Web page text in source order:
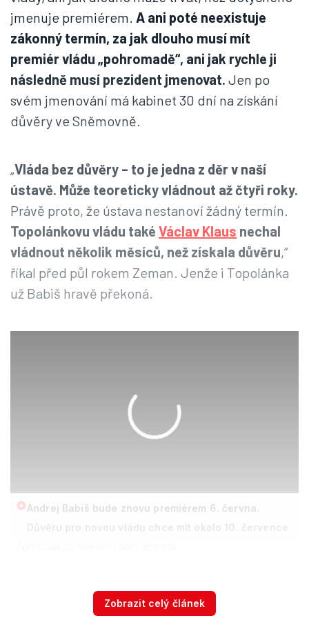
jmenuje premiérem. A ani poté neexistuje
zákonný termín, za jak dlouho musí mít
premiér vládu „pohromadě“, ani jak rychle ji
následně musí prezident jmenovat. Jen po
svém jmenování má kabinet 30 dní na získání
důvěry ve Sněmovně.
„Vláda bez důvěry – to je jedna z děr v naší
ústavě. Může teoreticky vládnout až čtyři roky.
Právě proto, že ústava nestanoví žádný termín.
Topolánkovu vládu také Václav Klaus nechal
vládnout několik měsíců, než získala důvěru,“
říkal před půl rokem Zeman. Jenže i Topolánka
už Babiš hravě překoná.
Andrej Babiš bude znovu premiérem 6. června.
ODS stála proti 100 hlasům levice a
Zobrazit celý článek